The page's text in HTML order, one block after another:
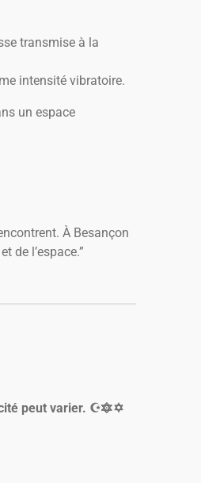
transmise à la
intensité vibratoire.
un espace
À Besançon
de l’espace.”
peut varier. ☪️🔯✡️